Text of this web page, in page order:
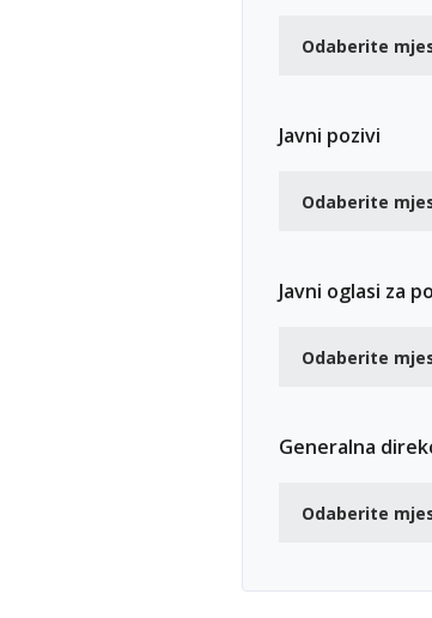
Javni pozivi
Javni oglasi za
Generalna